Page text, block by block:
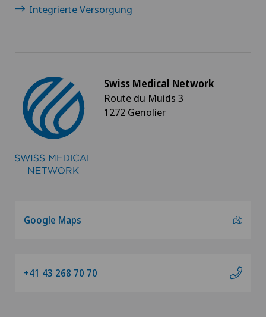
Integrierte Versorgung
Swiss Medical Network
Route du Muids 3
1272 Genolier
Google Maps
+41 43 268 70 70